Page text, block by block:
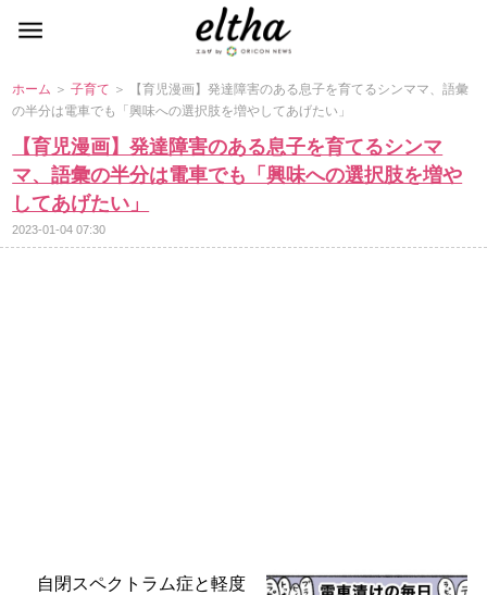
ホーム ＞子育て ＞ 【育児漫画】発達障害のある息子を育てるシンママ、語彙
の半分は電車でも「興味への選択肢を増やしてあげたい」
【育児漫画】発達障害のある息子を育てるシンマ
マ、語彙の半分は電車でも「興味への選択肢を増
してあげたい」
2023-01-04 07:30
自閉スペクトラム症と軽度